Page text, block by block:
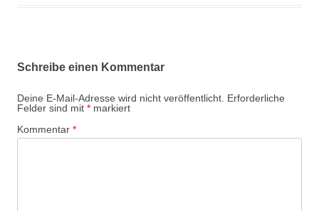
Schreibe einen Kommentar
Deine E-Mail-Adresse wird nicht veröffentlicht. Erforderliche
Felder sind mit * markiert
Kommentar *